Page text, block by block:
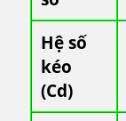
Hệ số
kéo
(Cd)